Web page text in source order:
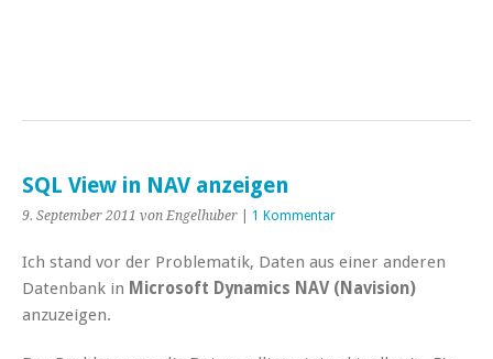
SQL View in NAV anzeigen
9. September 2011 von Engelhuber 1 Kommentar
Ich stand vor der Problematik, Daten aus einer anderen
Datenbank in Microsoft Dynamics NAV (Navision)
anzuzeigen.